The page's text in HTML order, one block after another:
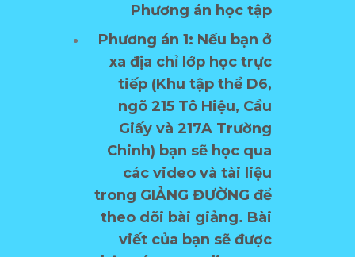
Phương án học tập
Phương án 1: Nếu bạn ở
xa địa chỉ lớp học trực
tiếp (Khu tập thể D6,
ngõ 215 Tô Hiệu, Cầu
Giấy và 217A Trường
Chinh) bạn sẽ học qua
các video và tài liệu
trong GIẢNG ĐƯỜNG để
theo dõi bài giảng. Bài
viết của bạn sẽ được